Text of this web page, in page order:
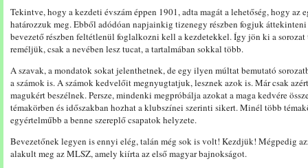
Tekintve, hogy a kezdeti évszám éppen 1901, adta magát a lehetőség, hogy az
határozzuk meg. Ebből adódóan napjainkig tizenegy részben fogjuk
bevezető részben feltétlenül foglalkozni kell a kezdetekkel. Így jön ki a sorozat
reméljük, csak a nevében lesz tucat, a tartalmában sokkal több.
A szavak, a mondatok sokat jelenthetnek, de egy ilyen múltat bemutató
a számok is. A számok kedvelőit megnyugtatjuk, lesznek azok is. Már csak
magukért beszélnek. Persze, mindenki megpróbálja azokat a maga kedvére
témakörben és időszakban hozhat a klubszínei szerinti sikert. Minél több
egyértelműbb a benne szereplő csapatok helyzete.
Bevezetőnek legyen is ennyi elég, talán még sok is volt! Kezdjük! Mégpedig
alakult meg az MLSZ, amely kiírta az első magyar bajnokságot.